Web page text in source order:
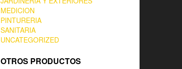
MEDICION
PINTURERIA
SANITARIA
UNCATEGORIZED
OTROS PRODUCTOS